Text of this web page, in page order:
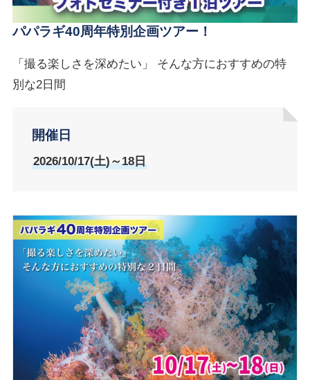
パパラギ40周年特別企画ツアー！
「撮る楽しさを深めたい」 そんな方におすすめの特
別な2日間
開催日
2026/10/17(土)～18日